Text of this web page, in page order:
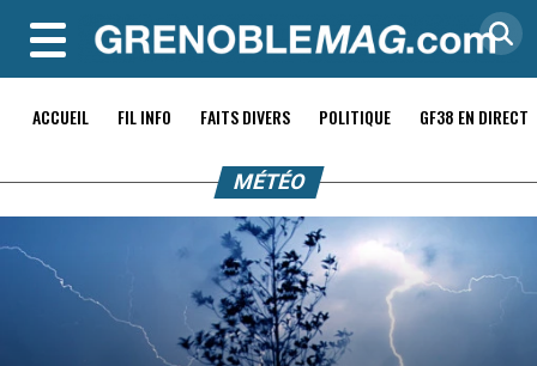
MENU
ACCUEIL FIL INFO FAITS DIVERS POLITIQUE GF38 EN DIRECT
MÉTÉO